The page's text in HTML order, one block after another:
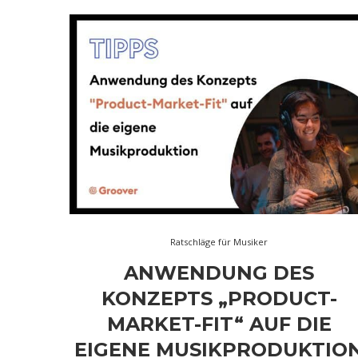
Ratschläge für Musiker
ANWENDUNG DES
KONZEPTS „PRODUCT-
MARKET-FIT“ AUF DIE
EIGENE